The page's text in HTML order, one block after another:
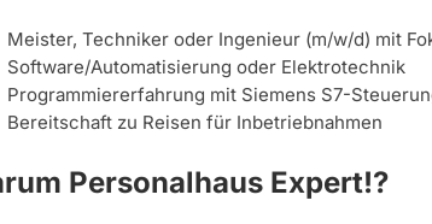
Meister, Techniker oder Ingenieur (m/w/d) mit
Software/Automatisierung oder Elektrotechnik
Programmiererfahrung mit Siemens S7-
Bereitschaft zu Reisen für Inbetriebnahmen
Personalhaus Expert!?